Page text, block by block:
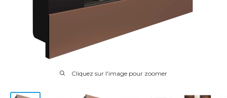
Cliquez sur l'image pour zoomer